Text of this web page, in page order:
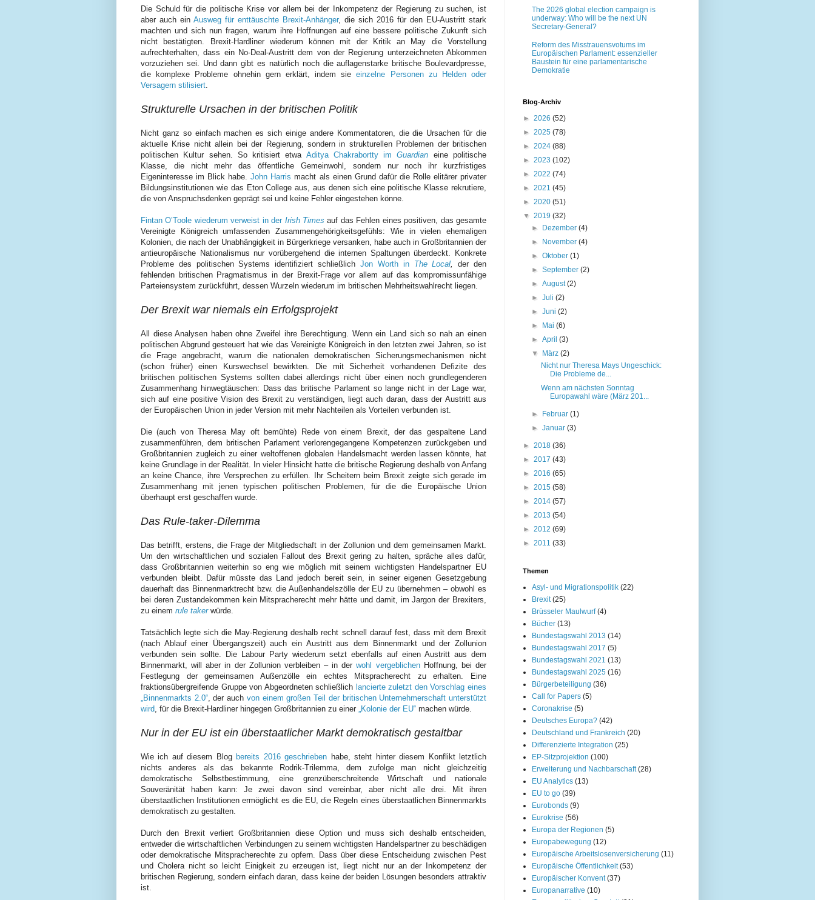
Die Schuld für die politische Krise vor allem bei der Inkompetenz der Regierung zu suchen, ist
aber auch ein Ausweg für enttäuschte Brexit-Anhänger, die sich 2016 für den EU-Austritt stark
machten und sich nun fragen, warum ihre Hoffnungen auf eine bessere politische Zukunft sich
nicht bestätigten. Brexit-Hardliner wiederum können mit der Kritik an May die Vorstellung
aufrechterhalten, dass ein No-Deal-Austritt dem von der Regierung unterzeichneten Abkommen
vorzuziehen sei. Und dann gibt es natürlich noch die auflagenstarke britische Boulevardpresse,
die komplexe Probleme ohnehin gern erklärt, indem sieeinzelne Personen zu Helden oder
Versagern stilisiert
Strukturelle Ursachen in der britischen Politik
Nicht ganz so einfach machen es sich einige andere Kommentatoren, die die Ursachen für die
aktuelle Krise nicht allein bei der Regierung, sondern in strukturellen Problemen der britischen
politischen Kultur sehen. So kritisiert etwa Aditya Chakrabortty imGuardian eine politische
Klasse, die nicht mehr das öffentliche Gemeinwohl, sondern nur noch ihr kurzfristiges
Eigeninteresse im Blick habe.John Harris macht als einen Grund dafür die Rolle elitärer privater
Bildungsinstitutionen wie das Eton College aus, aus denen sich eine politische Klasse rekrutiere,
die von Anspruchsdenken geprägt sei und keine Fehler eingestehen könne.
Fintan O’Toole wiederum verweist in der Irish Times auf das Fehlen eines positiven, das gesamte
Vereinigte Königreich umfassenden Zusammengehörigkeitsgefühls: Wie in vielen ehemaligen
Kolonien, die nach der Unabhängigkeit in Bürgerkriege versanken, habe auch in Großbritannien der
antieuropäische Nationalismus nur vorübergehend die internen Spaltungen überdeckt. Konkrete
Probleme des politischen Systems identifiziert schließlich Jon Worth in The Local ,der den
fehlenden britischen Pragmatismus in der Brexit-Frage vor allem auf das kompromissunfähige
Parteiensystem zurückführt, dessen Wurzeln wiederum im britischen Mehrheitswahlrecht liegen.
Der Brexit war niemals ein Erfolgsprojekt
All diese Analysen haben ohne Zweifel ihre Berechtigung. Wenn ein Land sich so nah an einen
politischen Abgrund gesteuert hat wie das Vereinigte Königreich in den letzten zwei Jahren, so ist
die Frage angebracht, warum die nationalen demokratischen Sicherungsmechanismen nicht
(schon früher) einen Kurswechsel bewirkten. Die mit Sicherheit vorhandenen Defizite des
britischen politischen Systems sollten dabei allerdings nicht über einen noch grundlegenderen
Zusammenhang hinwegtäuschen: Dass das britische Parlament so lange nicht in der Lage war,
sich auf eine positive Vision des Brexit zu verständigen, liegt auch daran, dass der Austritt aus
der Europäischen Union in jeder Version mit mehr Nachteilen als Vorteilen verbunden ist.
Die (auch von Theresa May oft bemühte) Rede von einem Brexit, der das gespaltene Land
zusammenführen, dem britischen Parlament verlorengegangene Kompetenzen zurückgeben und
Großbritannien zugleich zu einer weltoffenen globalen Handelsmacht werden lassen könnte, hat
keine Grundlage in der Realität. In vieler Hinsicht hatte die britische Regierung deshalb von Anfang
an keine Chance, ihre Versprechen zu erfüllen. Ihr Scheitern beim Brexit zeigte sich gerade im
Zusammenhang mit jenen typischen politischen Problemen, für die die Europäische Union
überhaupt erst geschaffen wurde.
Das Rule-taker-Dilemma
Das betrifft, erstens, die Frage der Mitgliedschaft in der Zollunion und dem gemeinsamen Markt.
Um den wirtschaftlichen und sozialen Fallout des Brexit gering zu halten, spräche alles dafür,
dass Großbritannien weiterhin so eng wie möglich mit seinem wichtigsten Handelspartner EU
verbunden bleibt. Dafür müsste das Land jedoch bereit sein, in seiner eigenen Gesetzgebung
dauerhaft das Binnenmarktrecht bzw. die Außenhandelszölle der EU zu übernehmen – obwohl es
bei deren Zustandekommen kein Mitspracherecht mehr hätte und damit, im Jargon der Brexiters,
zu einem rule taker würde.
Tatsächlich legte sich die May-Regierung deshalb recht schnell darauf fest, dass mit dem Brexit
(nach Ablauf einer Übergangszeit) auch ein Austritt aus dem Binnenmarkt und der Zollunion
verbunden sein sollte. Die Labour Party wiederum setzt ebenfalls auf einen Austritt aus dem
Binnenmarkt, will aber in der Zollunion verbleiben – in derwohl vergeblichenHoffnung, bei der
Festlegung der gemeinsamen Außenzölle ein echtes Mitspracherecht zu erhalten. Eine
fraktionsübergreifende Gruppe von Abgeordneten schließlich lancierte zuletzt den Vorschlag eines
„Binnenmarkts 2.0“, der auch von einem großen Teil der britischen Unternehmerschaft unterstützt
wird , für die Brexit-Hardliner hingegen Großbritannien zu einer „Kolonie der EU“ machen würde.
Nur in der EU ist ein überstaatlicher Markt demokratisch gestaltbar
Wie ich auf diesem Blogbereits 2016 geschrieben habe, steht hinter diesem Konflikt letztlich
nichts anderes als das bekannte Rodrik-Trilemma, dem zufolge man nicht gleichzeitig
demokratische Selbstbestimmung, eine grenzüberschreitende Wirtschaft und nationale
Souveränität haben kann: Je zwei davon sind vereinbar, aber nicht alle drei. Mit ihren
überstaatlichen Institutionen ermöglicht es die EU, die Regeln eines überstaatlichen Binnenmarkts
demokratisch zu gestalten.
Durch den Brexit verliert Großbritannien diese Option und muss sich deshalb entscheiden,
entweder die wirtschaftlichen Verbindungen zu seinem wichtigsten Handelspartner zu beschädigen
oder demokratische Mitspracherechte zu opfern. Dass über diese Entscheidung zwischen Pest
und Cholera nicht so leicht Einigkeit zu erzeugen ist, liegt nicht nur an der Inkompetenz der
britischen Regierung, sondern einfach daran, dass keine der beiden Lösungen besonders attraktiv
ist.
The 2026 global election campaign is
underway: Who will be the next UN
Secretary-General?
Reform des Misstrauensvotums im
Europäischen Parlament: essenzieller
Baustein für eine parlamentarische
Demokratie
Blog-Archiv
► 2026 (52)
► 2025 (78)
► 2024 (88)
► 2023 (102)
► 2022 (74)
► 2021 (45)
► 2020 (51)
▼ 2019 (32)
► Dezember(4)
► November(4)
►Oktober(1)
►September(2)
►August(2)
►Juli(2)
►Juni(2)
► Mai(6)
►April(3)
▼ März(2)
Nicht nur Theresa Mays Ungeschick:
Die Probleme de...
Wenn am nächsten Sonntag
Europawahl wäre (März 201...
► Februar(1)
►Januar(3)
► 2018 (36)
► 2017 (43)
► 2016 (65)
► 2015 (58)
► 2014 (57)
► 2013 (54)
► 2012 (69)
► 2011 (33)
Themen
Asyl- und Migrationspolitik (22)
Brexit (25)
Brüsseler Maulwurf (4)
Bücher (13)
Bundestagswahl 2013 (14)
Bundestagswahl 2017 (5)
Bundestagswahl 2021 (13)
Bundestagswahl 2025 (16)
Bürgerbeteiligung (36)
Call for Papers (5)
Coronakrise (5)
Deutsches Europa? (42)
Deutschland und Frankreich (20)
Differenzierte Integration (25)
EP-Sitzprojektion (100)
Erweiterung und Nachbarschaft (28)
EU Analytics (13)
EU to go (39)
Eurobonds (9)
Eurokrise (56)
Europa der Regionen (5)
Europabewegung (12)
Europäische Arbeitslosenversicherung (11)
Europäische Öffentlichkeit (53)
Europäischer Konvent (37)
Europanarrative (10)